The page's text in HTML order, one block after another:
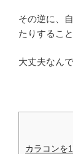
その逆に、
たりするこ
大丈夫なん
カラコンを